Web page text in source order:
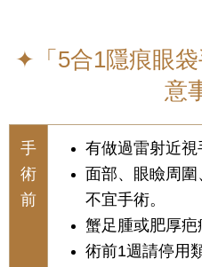
✦「5合1隱痕眼
意
手
術
前
有做過雷射近視
面部、眼瞼周
不宜手術。
蟹足腫或肥厚疤
術前1週請停用